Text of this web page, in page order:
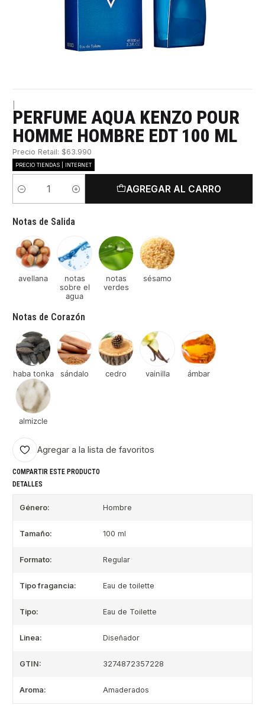
PERFUME AQUA KENZO POUR
HOMME HOMBRE EDT 100 ML
Precio Retail: $63.990
PRECIO TIENDAS | INTERNET
Cantidad
AGREGAR AL CARRO
Notas de Salida
avellana
notas
sobre el
agua
notas
verdes
sésamo
Notas de Corazón
haba tonka sándalo cedro vainilla ámbar
almizcle
Agregar a la lista de favoritos
COMPARTIR ESTE PRODUCTO
DETALLES
Género: Hombre
Tamaño: 100 ml
Formato: Regular
Tipo fragancia: Eau de toilette
Tipo: Eau de Toilette
Linea: Diseñador
GTIN: 3274872357228
Aroma: Amaderados